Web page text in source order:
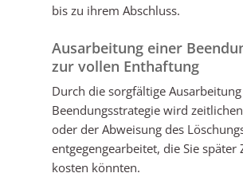
bis zu ihrem Abschluss.
Ausarbeitung einer
zur vollen Enthaftung
Durch die sorgfältige
Beendungsstrategie wird
oder der Abweisung des
entgegengearbeitet, die Sie später
kosten könnten.